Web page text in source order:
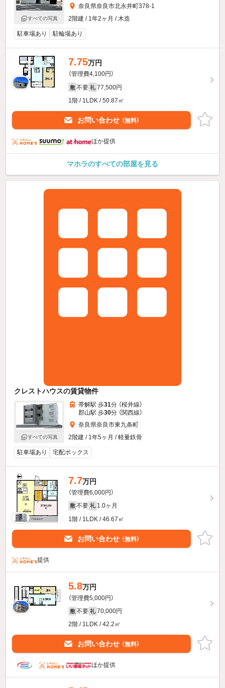
すべての写真
奈良県奈良市北永井町378-1
2階建 / 1年2ヶ月 / 木造
駐車場あり 駐輪場あり
7.75万円
（管理費4,100円）
敷 不要 礼 77,500円
1階 / 1LDK / 50.87㎡
お問い合わせ （無料）
ほか提供
マホラのすべての部屋を見る
クレストハウスの賃貸物件
すべての写真
帯解駅 歩31分 （桜井線）
郡山駅 歩30分 （関西線）
奈良県奈良市東九条町
2階建 / 1年5ヶ月 / 軽量鉄骨
駐車場あり 宅配ボックス
7.7万円
（管理費6,000円）
敷 不要 礼 1.0ヶ月
1階 / 1LDK / 46.67㎡
お問い合わせ （無料）
提供
5.8万円
（管理費5,000円）
敷 不要 礼 70,000円
2階 / 1LDK / 42.2㎡
お問い合わせ （無料）
ほか提供